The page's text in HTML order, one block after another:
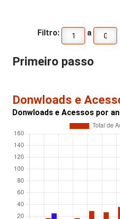
Filtro: a
Primeiro passo
Donwloads e
Donwloads e Acessos por